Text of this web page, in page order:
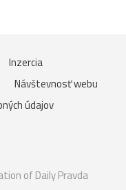
Inzercia
Návštevnosť webu
údajov
of Daily Pravda